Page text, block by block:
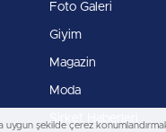
Foto Galeri
Giyim
Magazin
Moda
Şirket Haberleri
uygun şekilde çerez